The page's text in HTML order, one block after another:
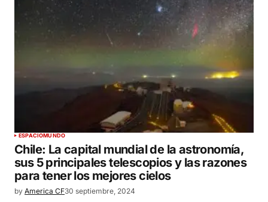
ESPACIOMUNDO
Chile: La capital mundial de la astronomía,
sus 5 principales telescopios y las razones
para tener los mejores cielos
by America CF30 septiembre, 2024